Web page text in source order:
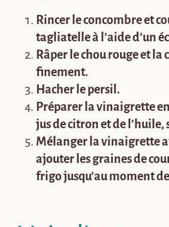
Rincer le concombre et
tagliatelle à l’aide d’un
Râper le chou rouge et la
finement.
Hacher le persil.
Préparer la vinaigrette
jus de citron et de l’huile,
Mélanger la vinaigrette
ajouter les graines de
frigo jusqu’au moment